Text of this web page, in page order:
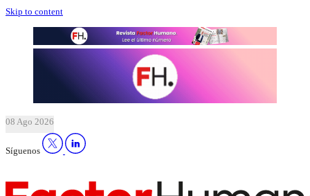
Skip to content
08 Ago 2026
Síguenos